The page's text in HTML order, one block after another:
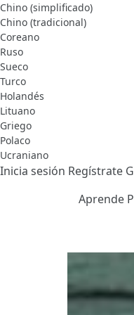
Chino (simplificado)
Chino (tradicional)
Coreano
Ruso
Sueco
Turco
Holandés
Lituano
Griego
Polaco
Ucraniano
Inicia sesión Regístrate
Aprende